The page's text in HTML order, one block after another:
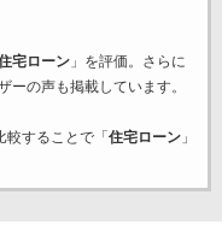
宅ローン」を評価。さらに
ーの声も掲載しています。
較することで「 住宅ローン」